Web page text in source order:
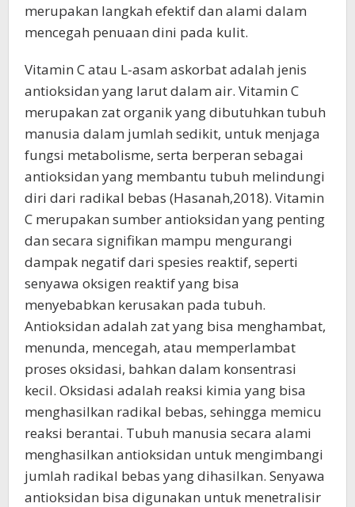
merupakan langkah efektif dan alami dalam
mencegah penuaan dini pada kulit.
Vitamin C atau L-asam askorbat adalah jenis
antioksidan yang larut dalam air. Vitamin C
merupakan zat organik yang dibutuhkan tubuh
manusia dalam jumlah sedikit, untuk menjaga
fungsi metabolisme, serta berperan sebagai
antioksidan yang membantu tubuh melindungi
diri dari radikal bebas (Hasanah,2018). Vitamin
C merupakan sumber antioksidan yang penting
dan secara signifikan mampu mengurangi
dampak negatif dari spesies reaktif, seperti
senyawa oksigen reaktif yang bisa
menyebabkan kerusakan pada tubuh.
Antioksidan adalah zat yang bisa menghambat,
menunda, mencegah, atau memperlambat
proses oksidasi, bahkan dalam konsentrasi
kecil. Oksidasi adalah reaksi kimia yang bisa
menghasilkan radikal bebas, sehingga memicu
reaksi berantai. Tubuh manusia secara alami
menghasilkan antioksidan untuk mengimbangi
jumlah radikal bebas yang dihasilkan. Senyawa
antioksidan bisa digunakan untuk menetralisir